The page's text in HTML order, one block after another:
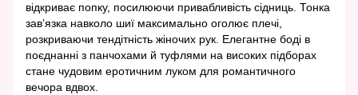
відкриває попку, посилюючи привабливість сідниць. Тонка
зав’язка навколо шиї максимально оголює плечі,
розкриваючи тендітність жіночих рук. Елегантне боді в
поєднанні з панчохами й туфлями на високих підборах
стане чудовим еротичним луком для романтичного
вечора вдвох.